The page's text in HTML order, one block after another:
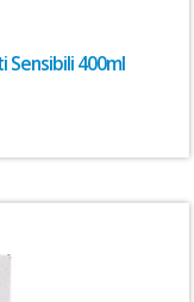
Sensibili 400ml